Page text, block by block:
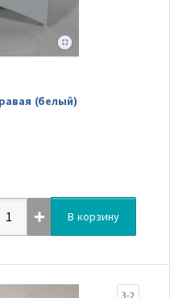
(белый)
В корзину
3-2